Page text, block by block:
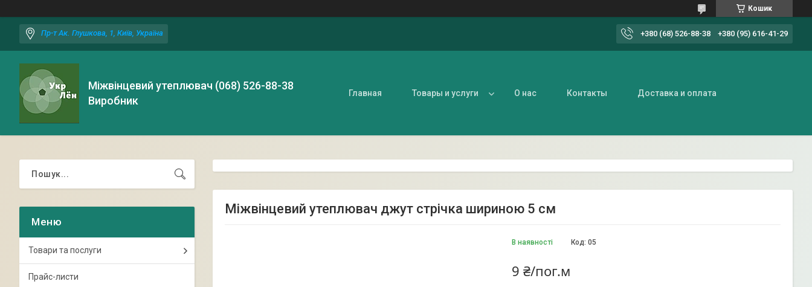
Кошик
Пр-т Ак. Глушкова, 1, Київ, Україна +380 (68) 526-88-38 +380 (95) 616-41-29
Міжвінцевий утеплювач (068) 526-88-38
Виробник
Главная Товары и услуги О нас Контакты Доставка и оплата
Міжвінцевий утеплювач джут стрічка шириною 5 см
В наявності Код: 05
9 ₴/пог.м
Товари та послуги
Прайс-листи